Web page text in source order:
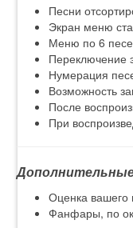
Песни
Экран меню
Меню по 6
Переключение
Нумерация
Возможность
После
При
Оценка вашего
Фанфары, по